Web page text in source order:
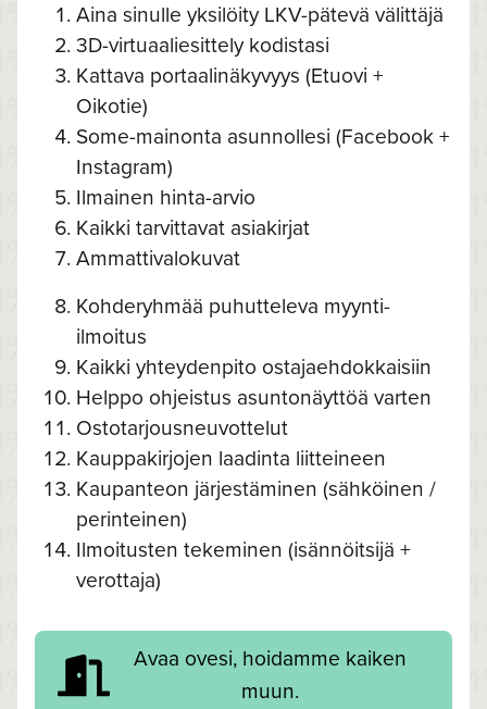
Aina sinulle yksilöity LKV-pätevä välittäjä
3D-virtuaaliesittely kodistasi
Kattava portaalinäkyvyys (Etuovi +
Oikotie)
Some-mainonta asunnollesi (Facebook +
Instagram)
Ilmainen hinta-arvio
Kaikki tarvittavat asiakirjat
Ammattivalokuvat
Kohderyhmää puhutteleva myynti-
ilmoitus
Kaikki yhteydenpito ostajaehdokkaisiin
Helppo ohjeistus asuntonäyttöä varten
Ostotarjousneuvottelut
Kauppakirjojen laadinta liitteineen
Kaupanteon järjestäminen (sähköinen /
perinteinen)
Ilmoitusten tekeminen (isännöitsijä +
verottaja)
Avaa ovesi, hoidamme kaiken
muun.